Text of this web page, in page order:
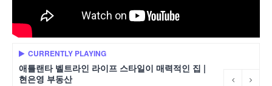
CURRENTLY PLAYING
애틀랜타 벨트라인 라이프 스타일이 매력적인 집 |
현은영 부동산